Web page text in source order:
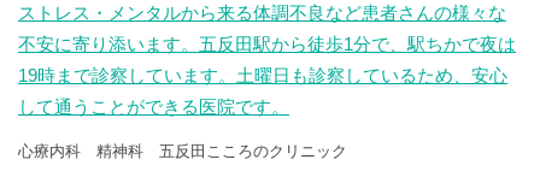
ストレス・メンタルから来る体調不良など患者さんの様々な
不安に寄り添います。五反田駅から徒歩1分で、駅ちかで夜は
19時まで診察しています。土曜日も診察しているため、安心
して通うことができる医院です。
心療内科 精神科 五反田こころのクリニック